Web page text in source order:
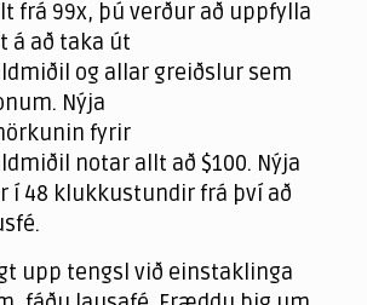
frá 99x, þú verður að uppfylla
á að taka út
og allar greiðslur sem
Nýja
fyrir
notar allt að $100. Nýja
í 48 klukkustundir frá því að
upp tengsl við einstaklinga